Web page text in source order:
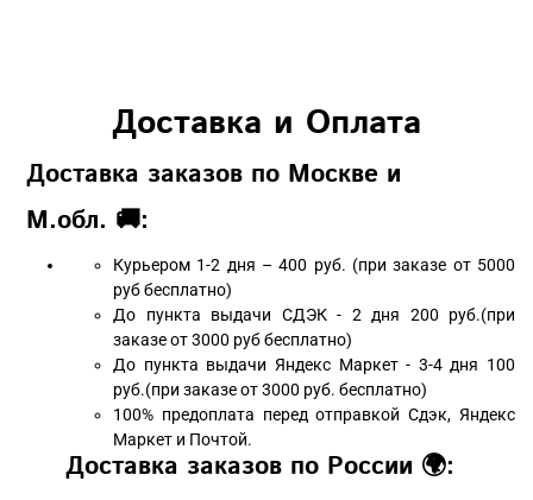
Доставка и Оплата
Доставка заказов по Москве и
М.обл. 🚚:
Курьером 1-2 дня – 400 руб. (при заказе от 5000
руб бесплатно)
До пункта выдачи СДЭК - 2 дня 200 руб.(при
заказе от 3000 руб бесплатно)
До пункта выдачи Яндекс Маркет - 3-4 дня 100
руб.(при заказе от 3000 руб. бесплатно)
100% предоплата перед отправкой Сдэк, Яндекс
Маркет и Почтой.
Доставка заказов по России 🌍: